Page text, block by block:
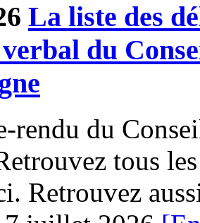
La liste des
verbal du
rendu du
tous
Retrouvez